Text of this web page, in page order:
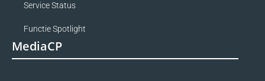
Service Status
Functie Spotlight
MediaCP